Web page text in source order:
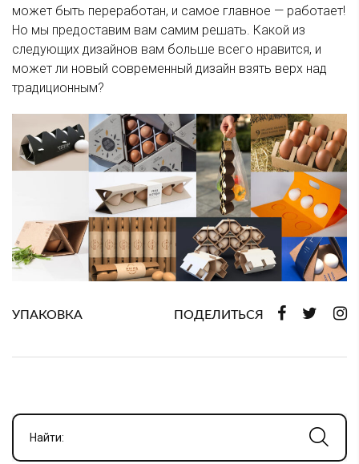
может быть переработан, и самое главное — работает!
Но мы предоставим вам самим решать. Какой из
следующих дизайнов вам больше всего нравится, и
может ли новый современный дизайн взять верх над
традиционным?
УПАКОВКА ПОДЕЛИТЬСЯ
Найти: